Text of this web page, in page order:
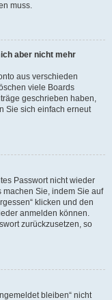
muss.
aber nicht mehr
aus verschieden
viele Boards
geschrieben haben,
Sie sich einfach erneut
Passwort nicht wieder
Sie, indem Sie auf
klicken und den
anmelden können.
zurückzusetzen, so
bleiben“ nicht